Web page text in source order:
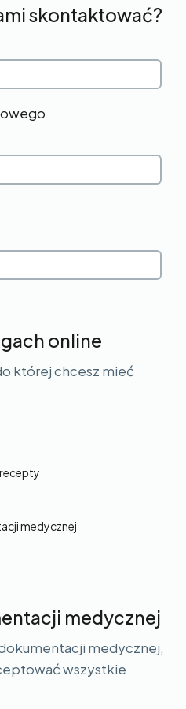
skontaktować?
online
której chcesz mieć
medycznej
medycznej
medycznej,
wszystkie